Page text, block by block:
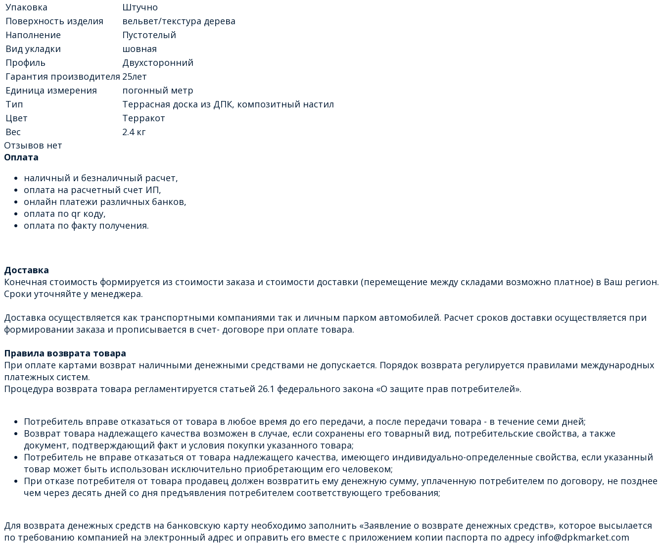
Упаковка
Штучно
Поверхность изделия
вельвет/текстура дерева
Наполнение
Пустотелый
Вид укладки
шовная
Профиль
Двухсторонний
Гарантия производителя 25лет
Единица измерения
погонный метр
Тип
Террасная доска из ДПК, композитный настил
Цвет
Терракот
Вес
2.4 кг
Отзывов нет
Оплата
наличный и безналичный расчет,
оплата на расчетный счет ИП,
онлайн платежи различных банков,
оплата по qr коду,
оплата по факту получения.
Доставка
Конечная стоимость формируется из стоимости заказа и стоимости доставки (перемещение между складами возможно платное) в Ваш регион.
Сроки уточняйте у менеджера.
Доставка осуществляется как транспортными компаниями так и личным парком автомобилей. Расчет сроков доставки осуществляется при
формировании заказа и прописывается в счет- договоре при оплате товара.
Правила возврата товара
При оплате картами возврат наличными денежными средствами не допускается. Порядок возврата регулируется правилами международных
платежных систем.
Процедура возврата товара регламентируется статьей 26.1 федерального закона «О защите прав потребителей».
Потребитель вправе отказаться от товара в любое время до его передачи, а после передачи товара - в течение семи дней;
Возврат товара надлежащего качества возможен в случае, если сохранены его товарный вид, потребительские свойства, а также
документ, подтверждающий факт и условия покупки указанного товара;
Потребитель не вправе отказаться от товара надлежащего качества, имеющего индивидуально-определенные свойства, если указанный
товар может быть использован исключительно приобретающим его человеком;
При отказе потребителя от товара продавец должен возвратить ему денежную сумму, уплаченную потребителем по договору, не позднее
чем через десять дней со дня предъявления потребителем соответствующего требования;
Для возврата денежных средств на банковскую карту необходимо заполнить «Заявление о возврате денежных средств», которое высылается
по требованию компанией на электронный адрес и оправить его вместе с приложением копии паспорта по адресу info@dpkmarket.com